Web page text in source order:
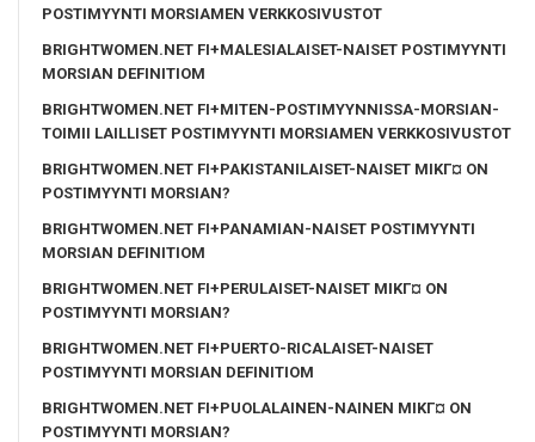
POSTIMYYNTI MORSIAMEN VERKKOSIVUSTOT
BRIGHTWOMEN.NET FI+MALESIALAISET-NAISET POSTIMYYNTI
MORSIAN DEFINITIOM
BRIGHTWOMEN.NET FI+MITEN-POSTIMYYNNISSA-MORSIAN-
TOIMII LAILLISET POSTIMYYNTI MORSIAMEN VERKKOSIVUSTOT
BRIGHTWOMEN.NET FI+PAKISTANILAISET-NAISET MIKГ¤ ON
POSTIMYYNTI MORSIAN?
BRIGHTWOMEN.NET FI+PANAMIAN-NAISET POSTIMYYNTI
MORSIAN DEFINITIOM
BRIGHTWOMEN.NET FI+PERULAISET-NAISET MIKГ¤ ON
POSTIMYYNTI MORSIAN?
BRIGHTWOMEN.NET FI+PUERTO-RICALAISET-NAISET
POSTIMYYNTI MORSIAN DEFINITIOM
BRIGHTWOMEN.NET FI+PUOLALAINEN-NAINEN MIKГ¤ ON
POSTIMYYNTI MORSIAN?